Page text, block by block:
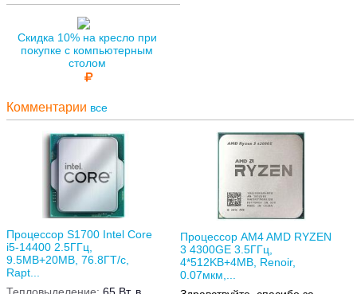
Скидка 10% на кресло при
покупке с компьютерным
столом
Комментарии все
Процессор S1700 Intel Core
i5-14400 2.5ГГц,
9.5MB+20MB, 76.8ГТ/с,
Rapt...
Процессор AM4 AMD RYZEN
3 4300GE 3.5ГГц,
4*512KB+4MB, Renoir,
0.07мкм,...